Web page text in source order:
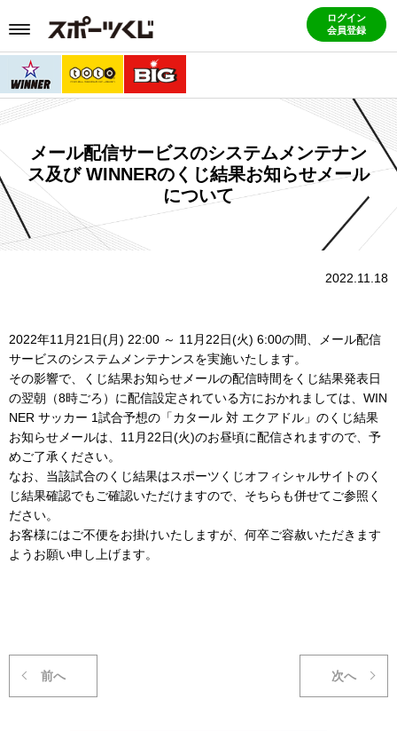
ログイン
会員登録
メール配信サービスのシステムメンテナン
ス及び WINNERのくじ結果お知らせメール
について
2022.11.18
2022年11月21日(月) 22:00 ～ 11月22日(火) 6:00の間、メール配信
サービスのシステムメンテナンスを実施いたします。
その影響で、くじ結果お知らせメールの配信時間をくじ結果発表日
の翌朝（8時ごろ）に配信設定されている方におかれましては、WIN
NER サッカー 1試合予想の「カタール 対 エクアドル」のくじ結果
お知らせメールは、11月22日(火)のお昼頃に配信されますので、予
めご了承ください。
なお、当該試合のくじ結果はスポーツくじオフィシャルサイトのく
じ結果確認でもご確認いただけますので、そちらも併せてご参照く
ださい。
お客様にはご不便をお掛けいたしますが、何卒ご容赦いただきます
ようお願い申し上げます。
前へ 次へ